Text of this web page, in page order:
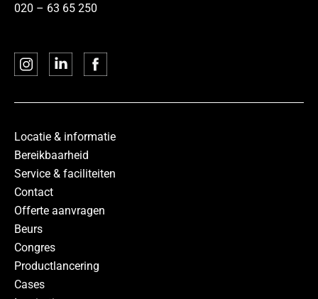
020 – 63 65 250
Locatie & informatie
Bereikbaarheid
Service & faciliteiten
Contact
Offerte aanvragen
Beurs
Congres
Productlancering
Cases